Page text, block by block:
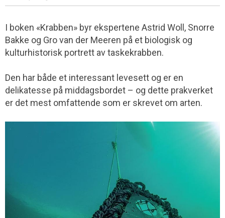
I boken «Krabben» byr ekspertene Astrid Woll, Snorre
Bakke og Gro van der Meeren på et biologisk og
kulturhistorisk portrett av taskekrabben.
Den har både et interessant levesett og er en
delikatesse på middagsbordet – og dette prakverket
er det mest omfattende som er skrevet om arten.